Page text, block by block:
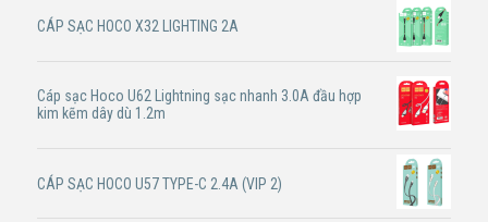
CÁP SẠC HOCO X32 LIGHTING 2A
Cáp sạc Hoco U62 Lightning sạc nhanh 3.0A đầu hợp
kim kẽm dây dù 1.2m
CÁP SẠC HOCO U57 TYPE-C 2.4A (VIP 2)